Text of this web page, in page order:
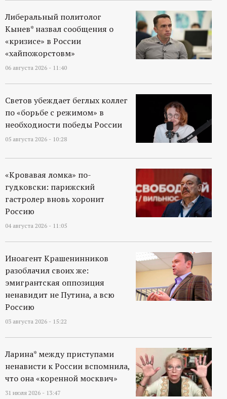
о
н
н
ы
й
п
о
р
т
а
л
Либеральный политолог
Кынев* назвал сообщения о
«кризисе» в России
«хайпожорстовм»
06 августа 2026 - 11:40
Светов убеждает беглых коллег
по «борьбе с режимом» в
необходиости победы России
05 августа 2026 - 10:28
«Кровавая ломка» по-
гудковски: парижский
гастролер вновь хоронит
Россию
04 августа 2026 - 11:05
Иноагент Крашенинников
разоблачил своих же:
эмигрантская оппозиция
ненавидит не Путина, а всю
Россию
03 августа 2026 - 15:22
Ларина* между приступами
ненависти к России вспомнила,
что она «коренной москвич»
31 июля 2026 - 13:47